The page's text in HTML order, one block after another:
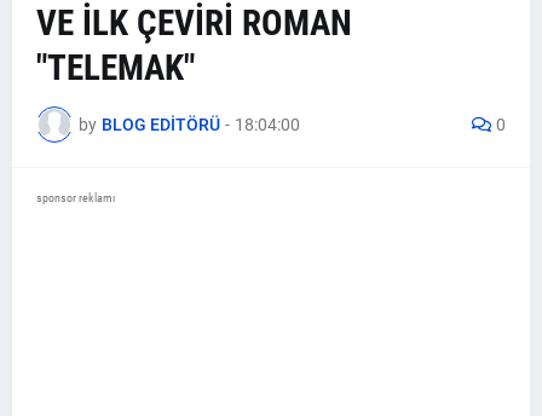
VE İLK ÇEVİRİ ROMAN
"TELEMAK"
by BLOG EDİTÖRÜ - 18:04:00 0
sponsor reklamı